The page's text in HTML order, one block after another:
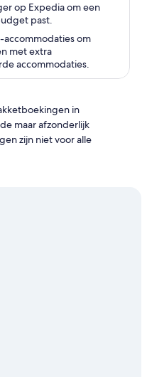
op Expedia om een
past.
accommodaties om
met extra
accommodaties.
in
maar afzonderlijk
zijn niet voor alle